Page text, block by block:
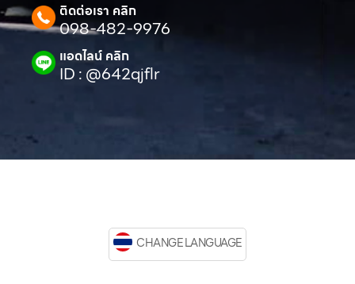
ติดต่อเรา คลิก
098-482-9976
แอดไลน์ คลิก
ID : @642qjflr
CHANGE LANGUAGE